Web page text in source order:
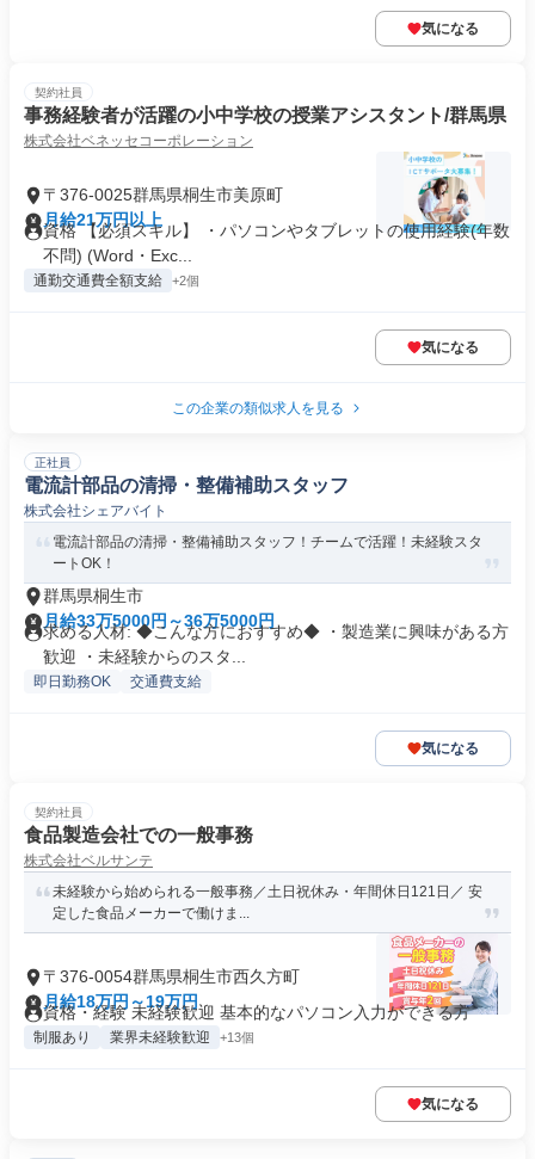
気になる
契約社員
事務経験者が活躍の小中学校の授業アシスタント/群馬県
株式会社ベネッセコーポレーション
〒376-0025群馬県桐生市美原町
月給21万円以上
資格 【必須スキル】 ・パソコンやタブレットの使用経験(年数
不問) (Word・Exc...
通勤交通費全額支給 +2個
気になる
この企業の類似求人を見る
正社員
電流計部品の清掃・整備補助スタッフ
株式会社シェアバイト
電流計部品の清掃・整備補助スタッフ！チームで活躍！未経験スタ
ートOK！
群馬県桐生市
月給33万5000円～36万5000円
求める人材: ◆こんな方におすすめ◆ ・製造業に興味がある方
歓迎 ・未経験からのスタ...
即日勤務OK 交通費支給
気になる
契約社員
食品製造会社での一般事務
株式会社ベルサンテ
未経験から始められる一般事務／土日祝休み・年間休日121日／ 安
定した食品メーカーで働けま...
〒376-0054群馬県桐生市西久方町
月給18万円～19万円
資格・経験 未経験歓迎 基本的なパソコン入力ができる方
制服あり 業界未経験歓迎 +13個
気になる